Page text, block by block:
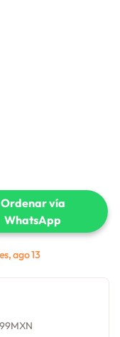
Ordenar vía
WhatsApp
ago 13